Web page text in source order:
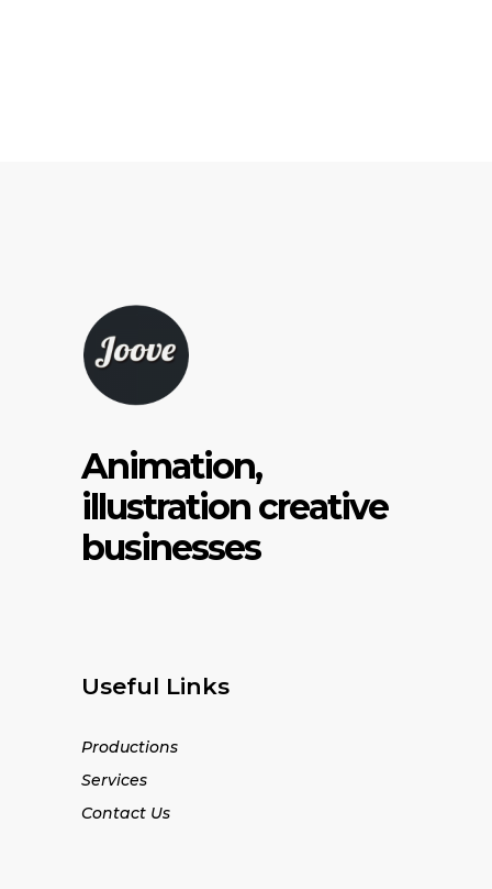
Animation,
illustration creative
businesses
Useful Links
Productions
Services
Contact Us